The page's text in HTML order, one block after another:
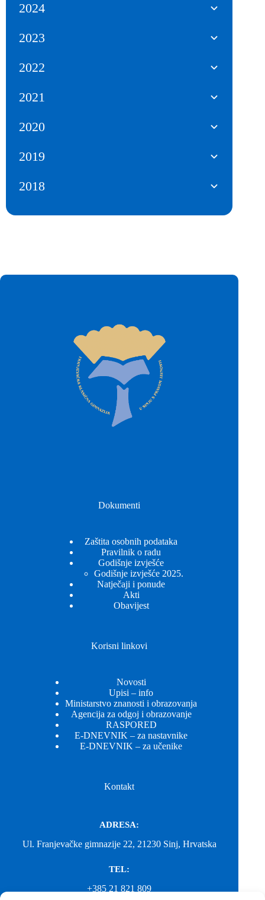
2024
2023
2022
2021
2020
2019
2018
Dokumenti
Zaštita osobnih podataka
Pravilnik o radu
Godišnje izvješće
Godišnje izvješće 2025.
Natječaji i ponude
Akti
Obavijest
Korisni linkovi
Novosti
Upisi – info
Ministarstvo znanosti i obrazovanja
Agencija za odgoj i obrazovanje
RASPORED
E-DNEVNIK – za nastavnike
E-DNEVNIK – za učenike
Kontakt
ADRESA:
Ul. Franjevačke gimnazije 22, 21230 Sinj, Hrvatska
TEL:
+385 21 821 809